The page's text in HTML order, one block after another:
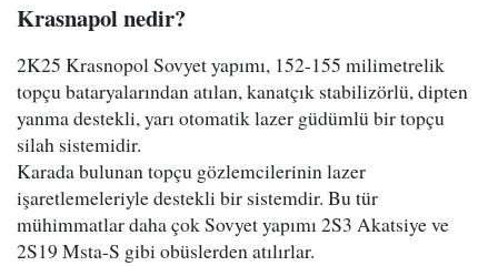
Krasnapol nedir?
2K25 Krasnopol Sovyet yapımı, 152-155 milimetrelik
topçu bataryalarından atılan, kanatçık stabilizörlü, dipten
yanma destekli, yarı otomatik lazer güdümlü bir topçu
silah sistemidir.
Karada bulunan topçu gözlemcilerinin lazer
işaretlemeleriyle destekli bir sistemdir. Bu tür
mühimmatlar daha çok Sovyet yapımı 2S3 Akatsiye ve
2S19 Msta-S gibi obüslerden atılırlar.